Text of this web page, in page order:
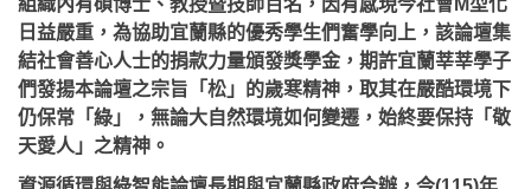
組織內有碩博士、教授暨技師百名，因有感現今社會M型化
日益嚴重，為協助宜蘭縣的優秀學生們奮學向上，該論壇集
結社會善心人士的捐款力量頒發獎學金，期許宜蘭莘莘學子
們發揚本論壇之宗旨「松」的歲寒精神，取其在嚴酷環境下
仍保常「綠」，無論大自然環境如何變遷，始終要保持「敬
天愛人」之精神。